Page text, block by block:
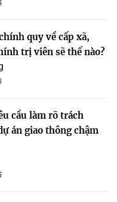
quy về cấp xã,
trị viên sẽ thế nào?
cầu làm rõ trách
án giao thông chậm